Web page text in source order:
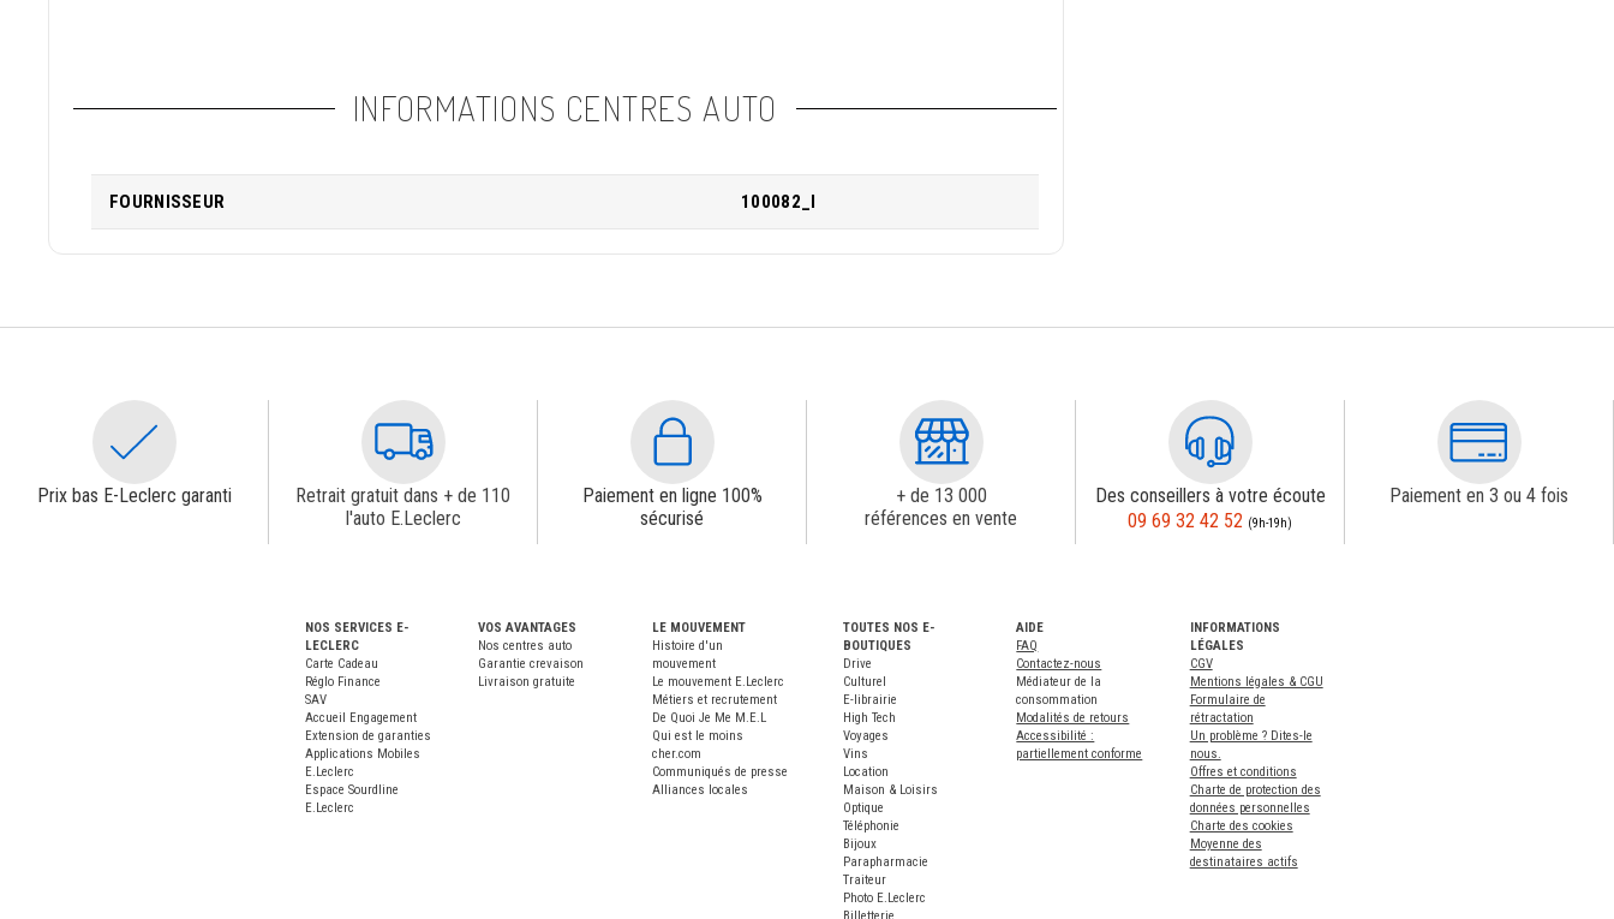
INFORMATIONS CENTRES AUTO
FOURNISSEUR 100082_I
Prix bas E-Leclerc garanti
Retrait gratuit dans + de 110
l'auto E.Leclerc
Paiement en ligne 100%
sécurisé
+ de 13 000
références en vente
Des conseillers à votre écoute
09 69 32 42 52 (9h-19h)
Paiement en 3 ou 4 fois
NOS SERVICES E-
LECLERC
Carte Cadeau
Réglo Finance
SAV
Accueil Engagement
Extension de garanties
Applications Mobiles
E.Leclerc
Espace Sourdline
E.Leclerc
VOS AVANTAGES
Nos centres auto
Garantie crevaison
Livraison gratuite
LE MOUVEMENT
Histoire d'un
mouvement
Le mouvement E.Leclerc
Métiers et recrutement
De Quoi Je Me M.E.L
Qui est le moins
cher.com
Communiqués de presse
Alliances locales
TOUTES NOS E-
BOUTIQUES
Drive
Culturel
E-librairie
High Tech
Voyages
Vins
Location
Maison & Loisirs
Optique
Téléphonie
Bijoux
Parapharmacie
Traiteur
Photo E.Leclerc
AIDE
FAQ
Contactez-nous
Médiateur de la
consommation
Modalités de retours
Accessibilité :
partiellement conforme
INFORMATIONS
LÉGALES
CGV
Mentions légales & CGU
Formulaire de
rétractation
Un problème ? Dites-le
nous.
Offres et conditions
Charte de protection des
données personnelles
Charte des cookies
Moyenne des
destinataires actifs